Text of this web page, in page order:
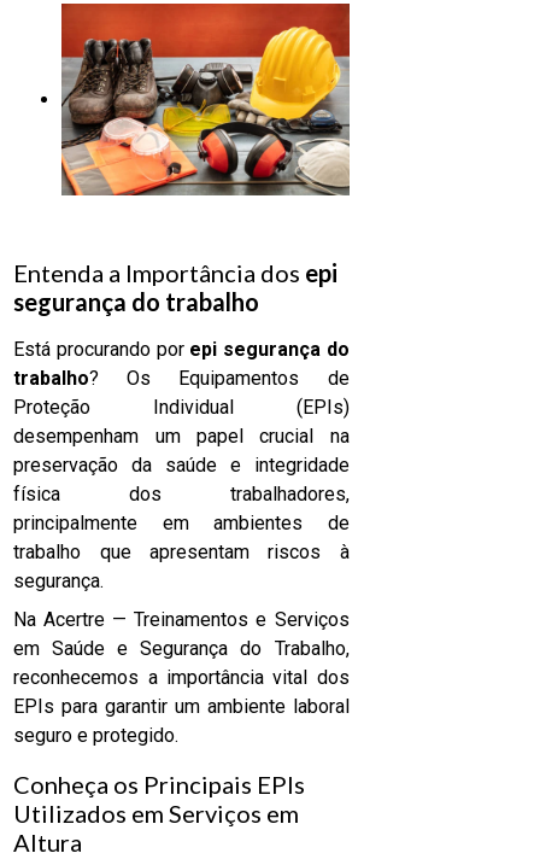
Entenda a Importância dos epi
segurança do trabalho
Está procurando por epi segurança do
trabalho? Os Equipamentos de
Proteção Individual (EPIs)
desempenham um papel crucial na
preservação da saúde e integridade
física dos trabalhadores,
principalmente em ambientes de
trabalho que apresentam riscos à
segurança.
Na Acertre — Treinamentos e Serviços
em Saúde e Segurança do Trabalho,
reconhecemos a importância vital dos
EPIs para garantir um ambiente laboral
seguro e protegido.
Conheça os Principais EPIs
Utilizados em Serviços em
Altura